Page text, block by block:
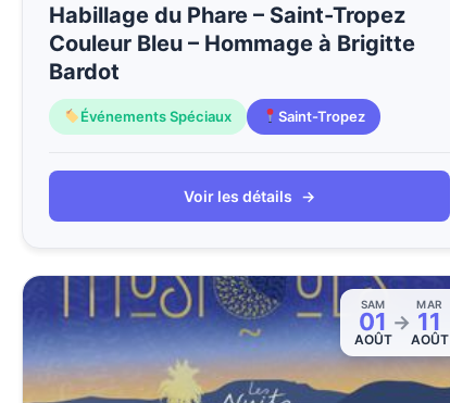
Habillage du Phare – Saint-Tropez
Couleur Bleu – Hommage à Brigitte
Bardot
Événements Spéciaux Saint-Tropez
Voir les détails →
SAM
01
AOÛT
→
MAR
11
AOÛT